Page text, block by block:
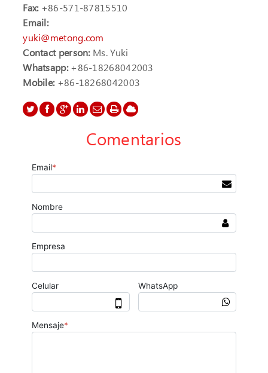
Fax:+86-571-87815510
Email:
yuki@metong.com
Contact person: Ms. Yuki
Whatsapp:+86-18268042003
Mobile: +86-18268042003
Comentarios